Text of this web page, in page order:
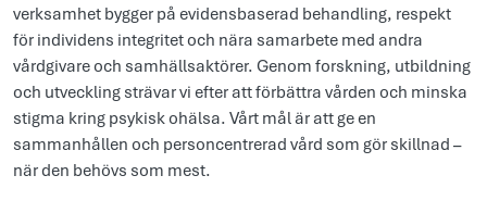
verksamhet bygger på evidensbaserad behandling, respekt
för individens integritet och nära samarbete med andra
vårdgivare och samhällsaktörer. Genom forskning, utbildning
och utveckling strävar vi efter att förbättra vården och minska
stigma kring psykisk ohälsa. Vårt mål är att ge en
sammanhållen och personcentrerad vård som gör skillnad –
när den behövs som mest.